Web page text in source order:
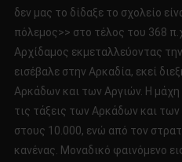
δεν μας το δίδαξε το σχολείο
πόλεμος>> στο τέλος του 368
Αρχίδαμος εκμεταλλεύοντας
εισέβαλε στην Αρκαδία, εκεί
Αρκάδων και των Αργιών. Η
τις τάξεις των Αρκάδων και
στους 10.000, ενώ από τον
κανένας. Μοναδικό φαινόμενο